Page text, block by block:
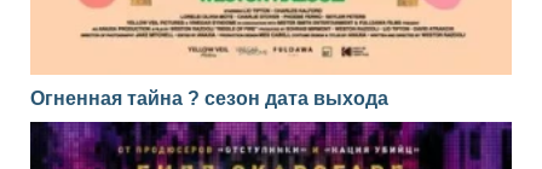
Огненная тайна ? сезон дата выхода